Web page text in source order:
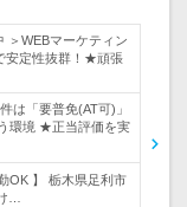
＞WEBマーケティン
安定性抜群！★頑張
は「要普免(AT可)」
環境 ★正当評価を実
OK 】 栃木県足利市
…